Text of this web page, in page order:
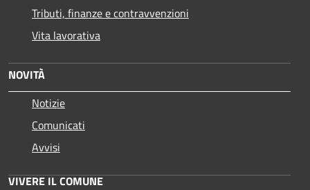
Tributi, finanze e contravvenzioni
Vita lavorativa
NOVITÀ
Notizie
Comunicati
Avvisi
VIVERE IL COMUNE